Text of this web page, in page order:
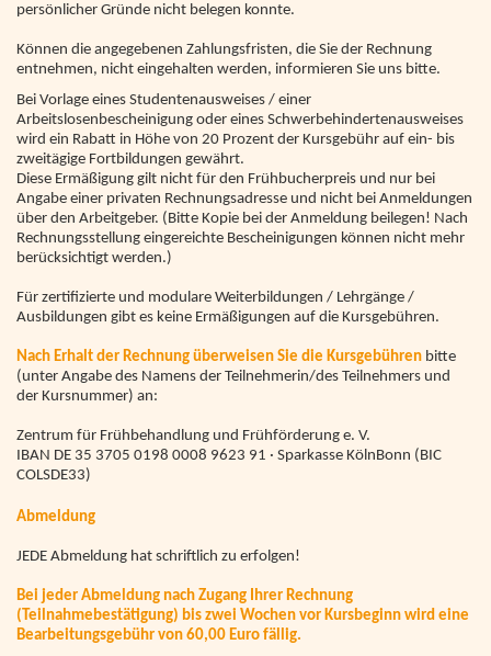
persönlicher Gründe nicht belegen konnte.
Können die angegebenen Zahlungsfristen, die Sie der Rechnung
entnehmen, nicht eingehalten werden, informieren Sie uns bitte.
Bei Vorlage eines Studentenausweises / einer
Arbeitslosenbescheinigung oder eines Schwerbehindertenausweises
wird ein Rabatt in Höhe von 20 Prozent der Kursgebühr auf ein- bis
zweitägige Fortbildungen gewährt.
Diese Ermäßigung gilt nicht für den Frühbucherpreis und nur bei
Angabe einer privaten Rechnungsadresse und nicht bei Anmeldungen
über den Arbeitgeber. (Bitte Kopie bei der Anmeldung beilegen! Nach
Rechnungsstellung eingereichte Bescheinigungen können nicht mehr
berücksichtigt werden.)
Für zertifizierte und modulare Weiterbildungen / Lehrgänge /
Ausbildungen gibt es keine Ermäßigungen auf die Kursgebühren.
Nach Erhalt der Rechnung überweisen Sie die Kursgebühren bitte
(unter Angabe des Namens der Teilnehmerin/des Teilnehmers und
der Kursnummer) an:
Zentrum für Frühbehandlung und Frühförderung e. V.
IBAN DE 35 3705 0198 0008 9623 91 · Sparkasse KölnBonn (BIC
COLSDE33)
Abmeldung
JEDE Abmeldung hat schriftlich zu erfolgen!
Bei jeder Abmeldung nach Zugang Ihrer Rechnung
(Teilnahmebestätigung) bis zwei Wochen vor Kursbeginn wird eine
Bearbeitungsgebühr von 60,00 Euro fällig.